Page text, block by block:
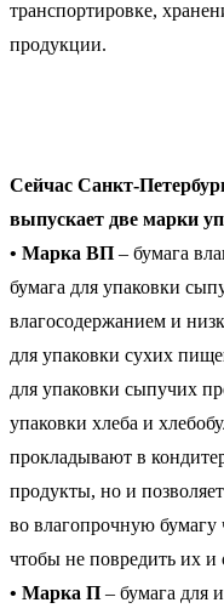
транспортировке,
продукции.
Сейчас Санкт-
выпускает две марки
• Марка ВП – бумага
бумага для упаковки
влагосодержанием и
для упаковки сухих
для упаковки сыпучих
упаковки хлеба и
прокладывают в
продукты, но и
во влагопрочную бумагу
чтобы не повредить их и
• Марка П – бумага для